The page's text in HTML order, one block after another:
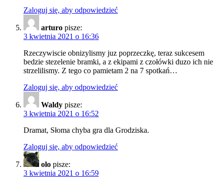
Zaloguj się, aby odpowiedzieć
arturo pisze:
3 kwietnia 2021 o 16:36
Rzeczywiscie obnizylismy juz poprzeczkę, teraz sukcesem
bedzie stezelenie bramki, a z ekipami z czołówki duzo ich nie
strzelilismy. Z tego co pamietam 2 na 7 spotkań…
Zaloguj się, aby odpowiedzieć
Waldy pisze:
3 kwietnia 2021 o 16:52
Dramat, Słoma chyba gra dla Grodziska.
Zaloguj się, aby odpowiedzieć
olo pisze:
3 kwietnia 2021 o 16:59